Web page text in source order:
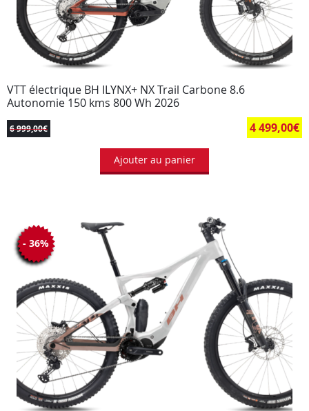
VTT électrique BH ILYNX+ NX Trail Carbone 8.6
Autonomie 150 kms 800 Wh 2026
6 999,00€ 4 499,00€
Ajouter au panier
- 36%